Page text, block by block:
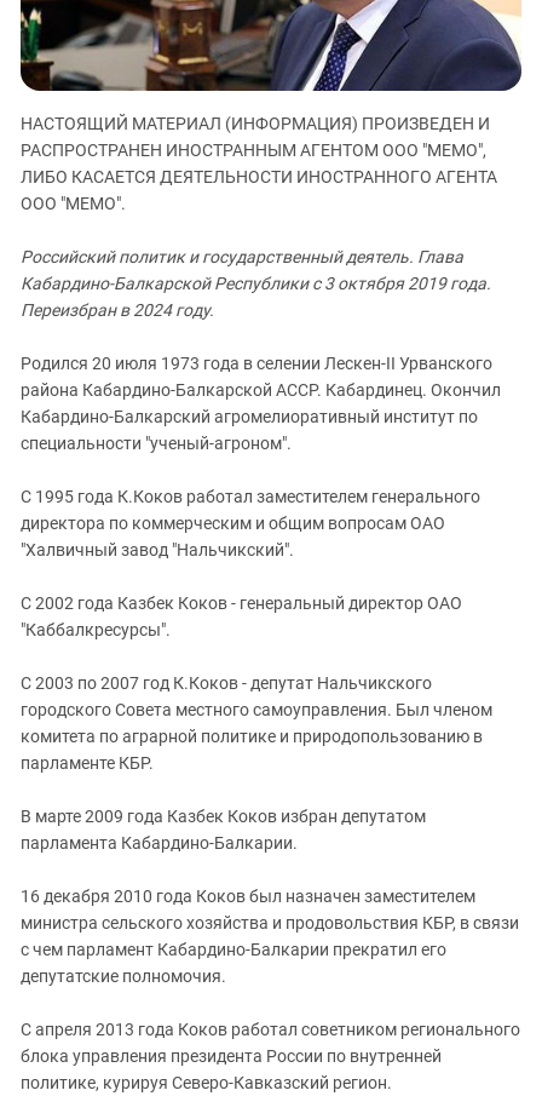
ЗАСТАВЛЯЕТ
КАВКАЗ ЗА ПАЛЕСТИНУ
ИНАКОМЫСЛИЕ В ЧЕЧНЕ
ПРЕСЛЕДОВАНИЕ АКТИВИСТОВ
МОБИЛИЗАЦИЯ И ПРОТЕСТЫ
Дагестан
Ингушетия
Кабардино-Балкария
Калмыкия
Карачаево-Черкесия
Краснодарский край
Российская Федерация
Ростовская область
Северная Осетия - Алания
СКФО
Ставропольский край
Южная Осетия
Южный Кавказ
НАСТОЯЩИЙ МАТЕРИАЛ (ИНФОРМАЦИЯ) ПРОИЗВЕДЕН И
РАСПРОСТРАНЕН ИНОСТРАННЫМ АГЕНТОМ ООО "МЕМО",
ЛИБО КАСАЕТСЯ ДЕЯТЕЛЬНОСТИ ИНОСТРАННОГО АГЕНТА
ООО "МЕМО".
Российский политик и государственный деятель. Глава
Кабардино-Балкарской Республики с 3 октября 2019 года.
Переизбран в 2024 году.
Родился 20 июля 1973 года в селении Лескен-II Урванского
района Кабардино-Балкарской АССР. Кабардинец. Окончил
Кабардино-Балкарский агромелиоративный институт по
специальности "ученый-агроном".
С 1995 года К.Коков работал заместителем генерального
директора по коммерческим и общим вопросам ОАО
"Халвичный завод "Нальчикский".
С 2002 года Казбек Коков - генеральный директор ОАО
"Каббалкресурсы".
С 2003 по 2007 год К.Коков - депутат Нальчикского
городского Совета местного самоуправления. Был членом
комитета по аграрной политике и природопользованию в
парламенте КБР.
В марте 2009 года Казбек Коков избран депутатом
парламента Кабардино-Балкарии.
16 декабря 2010 года Коков был назначен заместителем
министра сельского хозяйства и продовольствия КБР, в связи
с чем парламент Кабардино-Балкарии прекратил его
депутатские полномочия.
С апреля 2013 года Коков работал советником регионального
блока управления президента России по внутренней
политике, курируя Северо-Кавказский регион.